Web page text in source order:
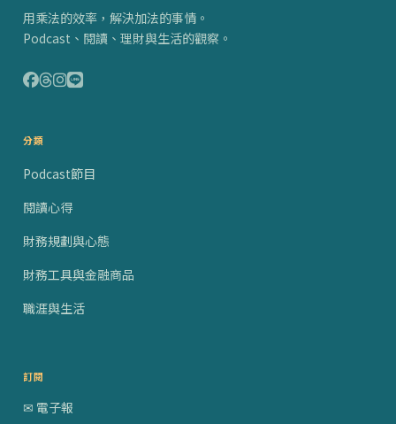
用乘法的效率，解決加法的事情。
Podcast、閱讀、理財與生活的觀察。
分類
Podcast節目
閱讀心得
財務規劃與心態
財務工具與金融商品
職涯與生活
訂閱
✉ 電子報